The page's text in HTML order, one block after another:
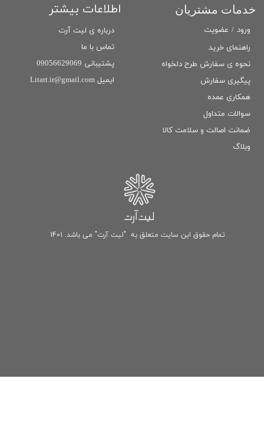
راهنمای خرید
نحوه ی سفارش طرح دلخواه
پیگیری سفارش
همکاری عمده
سوالات متداول
ضمانت اصالت و سلامت كالا
وبلاگ
خدمات مشتریان اطلاعات بیشتر
درباره ی لیت آرت
تماس با ما
پشتیبانی 09056629069
ایمیل Litart.ir@gmail.com
تمام حقوق این سایت متعلق به "لیت آرت" می باشد. 1401
ورود / عضویت